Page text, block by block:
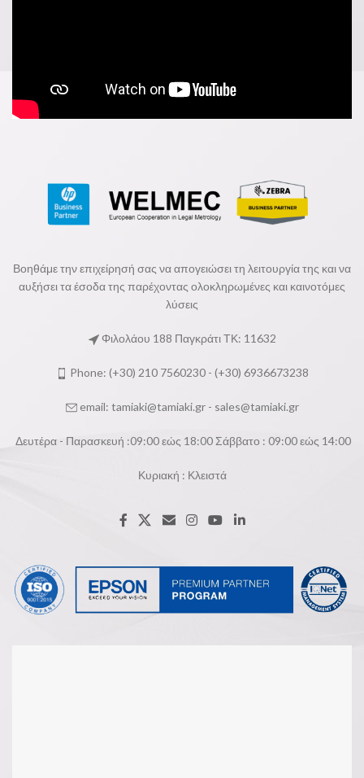
Βοηθάμε την επιχείρησή σας να απογειώσει τη λειτουργία της και να
αυξήσει τα έσοδα της παρέχοντας ολοκληρωμένες και καινοτόμες
λύσεις
Φιλολάου 188 Παγκράτι ΤΚ: 11632
Phone: (+30) 210 7560230 - (+30) 6936673238
email: tamiaki@tamiaki.gr- sales@tamiaki.gr
Δευτέρα - Παρασκευή :09:00 εώς 18:00 Σάββατο : 09:00 εώς 14:00
Κυριακή : Κλειστά